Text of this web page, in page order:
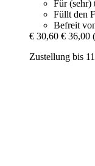
Für (sehr)
Füllt den
Befreit
€ 30,60 € 36,00
Zustellung bis